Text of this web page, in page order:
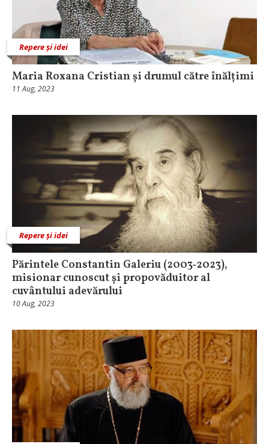
Repere și idei
Maria Roxana Cristian și drumul către înălțimi
11 Aug, 2023
Repere și idei
Părintele Constantin Galeriu (2003‑2023),
misionar cunoscut și propovăduitor al
cuvântului adevărului
10 Aug, 2023